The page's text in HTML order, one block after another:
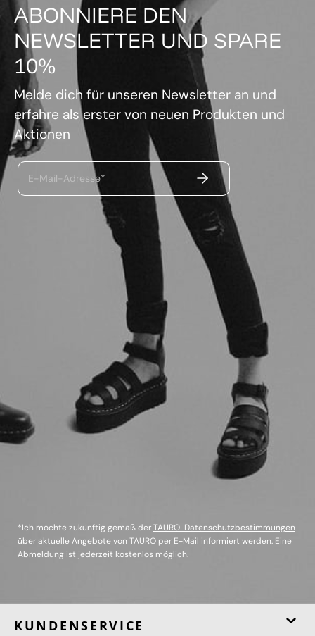
ABONNIERE DEN
NEWSLETTER UND SPARE
10%
Melde dich für unseren Newsletter an und
erfahre als erster von neuen Produkten und
Aktionen
E-Mail-Adresse* ABSENDEN
*Ich möchte zukünftig gemäß derTAURO-Datenschutzbestimmungen
über aktuelle Angebote von TAURO per E-Mail informiert werden. Eine
Abmeldung ist jederzeit kostenlos möglich.
KUNDENSERVICE